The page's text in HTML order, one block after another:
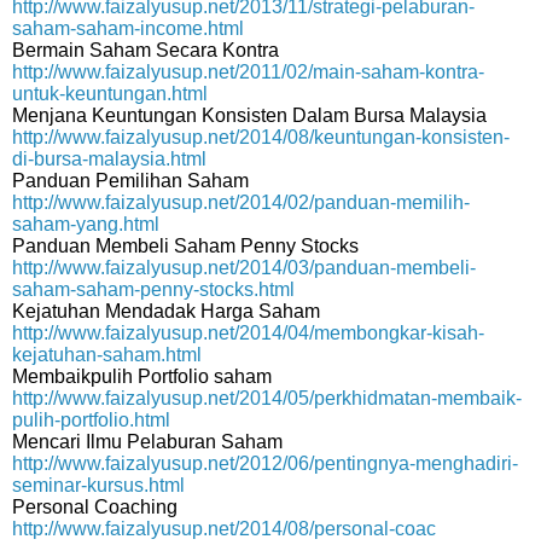
http://www.faizalyusup.net/2013/11/strategi-pelaburan-
saham-saham-income.html
Bermain Saham Secara Kontra
http://www.faizalyusup.net/2011/02/main-saham-kontra-
untuk-keuntungan.html
Menjana Keuntungan Konsisten Dalam Bursa Malaysia
http://www.faizalyusup.net/2014/08/keuntungan-konsisten-
di-bursa-malaysia.html
Panduan Pemilihan Saham
http://www.faizalyusup.net/2014/02/panduan-memilih-
saham-yang.html
Panduan Membeli Saham Penny Stocks
http://www.faizalyusup.net/2014/03/panduan-membeli-
saham-saham-penny-stocks.html
Kejatuhan Mendadak Harga Saham
http://www.faizalyusup.net/2014/04/membongkar-kisah-
kejatuhan-saham.html
Membaikpulih Portfolio saham
http://www.faizalyusup.net/2014/05/perkhidmatan-membaik-
pulih-portfolio.html
Mencari Ilmu Pelaburan Saham
http://www.faizalyusup.net/2012/06/pentingnya-menghadiri-
seminar-kursus.html
Personal Coaching
http://www.faizalyusup.net/2014/08/personal-coac